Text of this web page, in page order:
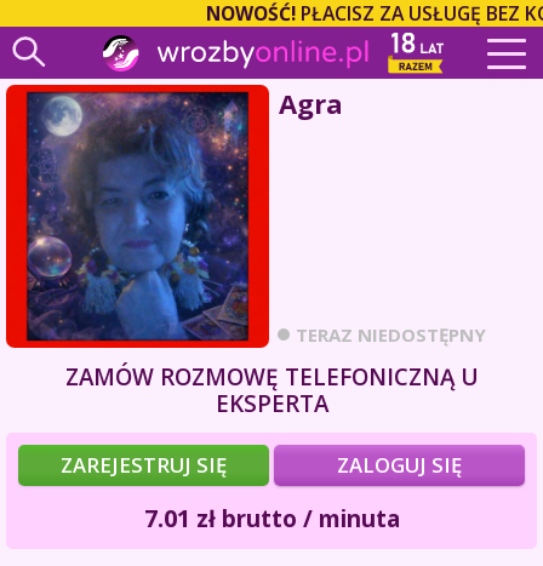
NOWOŚĆ!PŁACISZ ZA USŁUGĘ BEZ
Agra
TERAZ NIEDOSTĘPNY
ZAMÓW ROZMOWĘ TELEFONICZNĄ U
EKSPERTA
ZAREJESTRUJ SIĘ ZALOGUJ SIĘ
7.01 złbrutto / minuta